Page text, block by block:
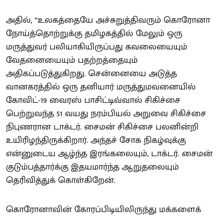
அதில், “உலகத்தையே அச்சுறுத்திவரும் கொரோனா
நோய்த்தொற்றுக்கு தமிழகத்தில் மேலும் ஒரு
மருத்துவர் பலியாகியிருப்பது கவலையையும்
வேதனையையும் பதற்றத்தையும்
அதிகப்படுத்துகிறது. சென்னையை அடுத்த
வானகரத்தில் ஒரு தனியார் மருத்துமவனையில்
கோவிட்-19 வைரஸ் பாசிட்டிவ்வால் சிகிச்சை
பெற்றுவந்த 51 வயது நரம்பியல் அறுவை சிகிச்சை
நிபுணரான டாக்டர். சைமன் சிகிச்சை பலனின்றி
உயிரிழந்திருக்கிறார். அந்தச் சோக நிகழ்வுக்கு
என்னுடைய ஆழ்ந்த இரங்கலையும், டாக்டர். சைமன்
குடும்பத்தார்க்கு இதயமார்ந்த ஆறுதலையும்
தெரிவித்துக் கொள்கிறேன்.
கொரோனாவின் கோரப்பிடியிலிருந்து மக்களைக்